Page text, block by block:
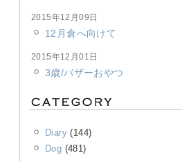
2015年12月09日
12月倉へ向けて
2015年12月01日
3歳/バザーおやつ
Diary(144)
Dog (481)